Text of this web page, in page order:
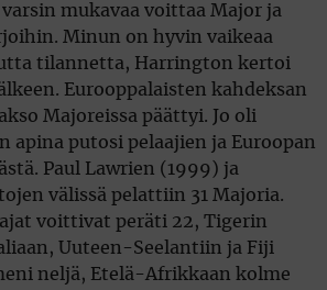
mukavaa voittaa Major ja
Minun on hyvin vaikeaa
tilannetta, Harrington kertoi
Eurooppalaisten kahdeksan
Majoreissa päättyi. Jo oli
apina putosi pelaajien ja Euroopan
Paul Lawrien (1999) ja
välissä pelattiin 31 Majoria.
voittivat peräti 22, Tigerin
Uuteen-Seelantiin ja Fiji
neljä, Etelä-Afrikkaan kolme